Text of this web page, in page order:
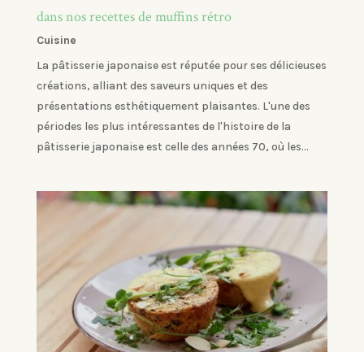
dans nos recettes de muffins rétro
Cuisine
La pâtisserie japonaise est réputée pour ses délicieuses
créations, alliant des saveurs uniques et des
présentations esthétiquement plaisantes. L'une des
périodes les plus intéressantes de l'histoire de la
pâtisserie japonaise est celle des années 70, où les...